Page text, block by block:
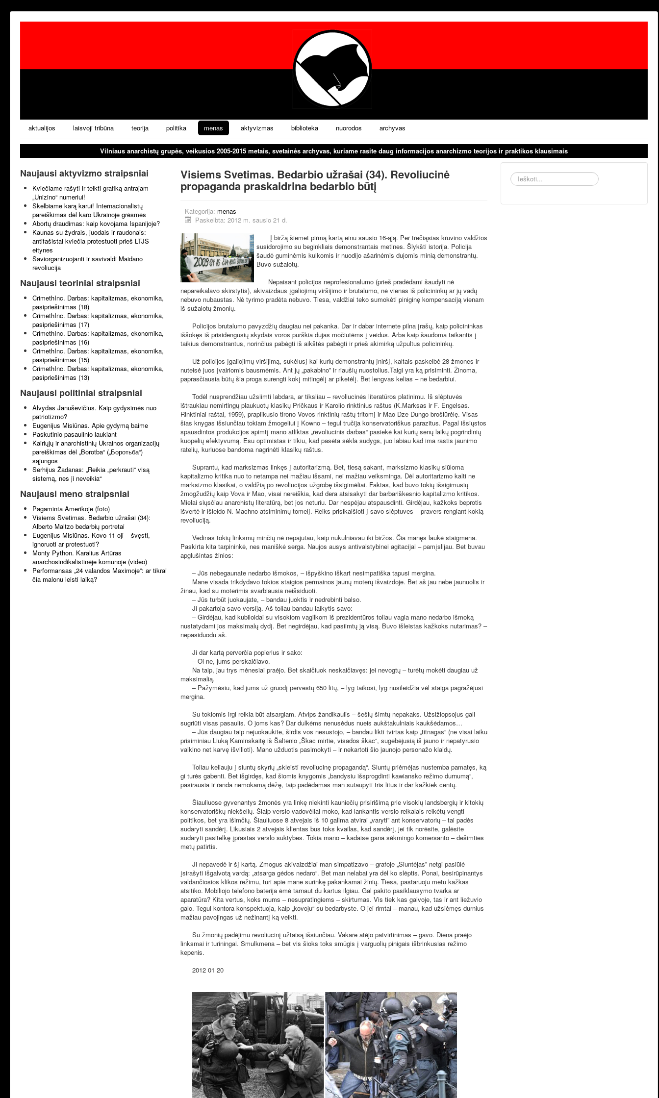
aktualijos laisvoji tribūna teorija politika menas aktyvizmas biblioteka nuorodos archyvas
Vilniaus anarchistų grupės, veikusios 2005-2015 metais, svetainės archyvas, kuriame rasite daug informacijos anarchizmo teorijos ir praktikos klausimais
Naujausi aktyvizmo straipsniai
Kviečiame rašyti ir teikti grafiką antrajam
„Unizino“ numeriui!
Skelbiame karą karui! Internacionalistų
pareiškimas dėl karo Ukrainoje grėsmės
Abortų draudimas: kaip kovojama Ispanijoje?
Kaunas su žydrais, juodais ir raudonais:
antifašistai kviečia protestuoti prieš LTJS
eitynes
Saviorganizuojanti ir savivaldi Maidano
revoliucija
Naujausi teoriniai straipsniai
CrimethInc. Darbas: kapitalizmas, ekonomika,
pasipriešinimas (18)
CrimethInc. Darbas: kapitalizmas, ekonomika,
pasipriešinimas (17)
CrimethInc. Darbas: kapitalizmas, ekonomika,
pasipriešinimas (16)
CrimethInc. Darbas: kapitalizmas, ekonomika,
pasipriešinimas (15)
CrimethInc. Darbas: kapitalizmas, ekonomika,
pasipriešinimas (13)
Naujausi politiniai straipsniai
Alvydas Januševičius. Kaip gydysimės nuo
patriotizmo?
Eugenijus Misiūnas. Apie gydymą baime
Paskutinio pasaulinio laukiant
Kairiųjų ir anarchistinių Ukrainos organizacijų
pareiškimas dėl „Borotba“ („Боротьба“)
sąjungos
Serhijus Žadanas: „Reikia „perkrauti“ visą
sistemą, nes ji neveikia“
Naujausi meno straipsniai
Pagaminta Amerikoje (foto)
Visiems Svetimas. Bedarbio užrašai (34):
Alberto Maltzo bedarbių portretai
Eugenijus Misiūnas. Kovo 11-oji – švęsti,
ignoruoti ar protestuoti?
Monty Python. Karalius Artūras
anarchosindikalistinėje komunoje (video)
Performansas „24 valandos Maximoje”: ar tikrai
čia malonu leisti laiką?
Visiems Svetimas. Bedarbio užrašai (34). Revoliucinė
propaganda praskaidrina bedarbio būtį
Kategorija: menas
Paskelbta: 2012 m. sausio 21 d.
Į biržą šiemet pirmą kartą einu sausio 16-ąją. Per trečiąsias kruvino valdžios
susidorojimo su beginkliais demonstrantais metines. Šlykšti istorija. Policija
šaudė guminėmis kulkomis ir nuodijo ašarinėmis dujomis minią demonstrantų.
Buvo sužalotų.
Nepaisant policijos neprofesionalumo (prieš pradėdami šaudyti nė
nepareikalavo skirstytis), akivaizdaus įgaliojimų viršijimo ir brutalumo, nė vienas iš policininkų ar jų vadų
nebuvo nubaustas. Nė tyrimo pradėta nebuvo. Tiesa, valdžiai teko sumokėti piniginę kompensaciją vienam
iš sužalotų žmonių.
Policijos brutalumo pavyzdžių daugiau nei pakanka. Dar ir dabar internete pilna įrašų, kaip policininkas
iššokęs iš prisidengusių skydais voros purškia dujas močiutėms į veidus. Arba kaip šaudoma taikantis į
taikius demonstrantus, norinčius pabėgti iš aikštės pabėgti ir prieš akimirką užpultus policininkų.
Už policijos įgaliojimų viršijimą, sukėlusį kai kurių demonstrantų įniršį, kaltais paskelbė 28 žmones ir
nuteisė juos įvairiomis bausmėmis. Ant jų „pakabino” ir riaušių nuostolius.Taigi yra ką prisiminti. Žinoma,
paprasčiausia būtų šia proga surengti kokį mitingėlį ar piketėlį. Bet lengvas kelias – ne bedarbiui.
Todėl nusprendžiau užsiimti labdara, ar tiksliau – revoliucinės literatūros platinimu. Iš slėptuvės
ištraukiau nemirtingų plaukuotų klasikų Pričkaus ir Karolio rinktinius raštus (K.Marksas ir F. Engelsas.
Rinktiniai raštai, 1959), praplikusio tirono Vovos rinktinių raštų tritomį ir Mao Dze Dungo brošiūrėlę. Visas
šias knygas išsiunčiau tokiam žmogeliui į Kowno – tegul tručija konservatoriškus parazitus. Pagal išsiųstos
spausdintos produkcijos apimtį mano atliktas „revoliucinis darbas“ pasiekė kai kurių senų laikų pogrindinių
kuopelių efektyvumą. Esu optimistas ir tikiu, kad pasėta sėkla sudygs, juo labiau kad ima rastis jaunimo
ratelių, kuriuose bandoma nagrinėti klasikų raštus.
Suprantu, kad marksizmas linkęs į autoritarizmą. Bet, tiesą sakant, marksizmo klasikų siūloma
kapitalizmo kritika nuo to netampa nei mažiau išsami, nei mažiau veiksminga. Dėl autoritarizmo kalti ne
marksizmo klasikai, o valdžią po revoliucijos užgrobę išsigimėliai. Faktas, kad buvo tokių išsigimusių
žmogžudžių kaip Vova ir Mao, visai nereiškia, kad dera atsisakyti dar barbariškesnio kapitalizmo kritikos.
Mielai siųsčiau anarchistų literatūrą, bet jos neturiu. Dar nespėjau atspausdinti. Girdėjau, kažkoks beprotis
išvertė ir išleido N. Machno atsiminimų tomelį. Reiks prisikaišioti į savo slėptuves – pravers rengiant kokią
revoliuciją.
Vedinas tokių linksmų minčių nė nepajutau, kaip nukulniavau iki biržos. Čia manęs laukė staigmena.
Paskirta kita tarpininkė, nes maniškė serga. Naujos ausys antivalstybinei agitacijai – pamįslijau. Bet buvau
apglušintas žinios:
– Jūs nebegaunate nedarbo išmokos, – išpyškino iškart nesimpatiška tapusi mergina.
Mane visada trikdydavo tokios staigios permainos jaunų moterų išvaizdoje. Bet aš jau nebe jaunuolis ir
žinau, kad su moterimis svarbiausia neišsiduoti.
– Jūs turbūt juokaujate, – bandau juoktis ir nedrebinti balso.
Ji pakartoja savo versiją. Aš toliau bandau laikytis savo:
– Girdėjau, kad kubiloidai su visokiom vagilkom iš prezidentūros toliau vagia mano nedarbo išmoką
nustatydami jos maksimalų dydį. Bet negirdėjau, kad pasiimtų ją visą. Buvo išleistas kažkoks nutarimas? –
nepasiduodu aš.
Ji dar kartą perverčia popierius ir sako:
– Oi ne, jums perskaičiavo.
Na taip, jau trys mėnesiai praėjo. Bet skaičiuok neskaičiavęs: jei nevogtų – turėtų mokėti daugiau už
maksimalią.
– Pažymėsiu, kad jums už gruodį pervestų 650 litų, – lyg taikosi, lyg nusileidžia vėl staiga pagražėjusi
mergina.
Su tokiomis irgi reikia būt atsargiam. Atvips žandikaulis – šešių šimtų nepakaks. Užsižiopsojus gali
sugriūti visas pasaulis. O joms kas? Dar dulkėms nenusėdus nueis aukštakulniais kaukšėdamos…
– Jūs daugiau taip nejuokaukite, širdis vos nesustojo, – bandau likti tvirtas kaip „titnagas“ (ne visai laiku
prisiminiau Liuką Kaminskaitę iš Šaltenio „Škac mirtie, visados škac“, sugebėjusią iš jauno ir nepatyrusio
vaikino net karvę išvilioti). Mano užduotis pasimokyti – ir nekartoti šio jaunojo personažo klaidų.
Toliau keliauju į siuntų skyrių „skleisti revoliucinę propagandą“. Siuntų priėmėjas nustemba pamatęs, ką
gi turės gabenti. Bet išgirdęs, kad šiomis knygomis „bandysiu išsprogdinti kawiansko režimo durnumą“,
pasirausia ir randa nemokamą dėžę, taip padėdamas man sutaupyti tris litus ir dar kažkiek centų.
Šiauliuose gyvenantys žmonės yra linkę niekinti kauniečių prisirišimą prie visokių landsbergių ir kitokių
konservatoriškų niekšelių. Šiaip verslo vadovėliai moko, kad lankantis verslo reikalais reikėtų vengti
politikos, bet yra išimčių. Šiauliuose 8 atvejais iš 10 galima atvirai „varyti” ant konservatorių – tai padės
sudaryti sandėrį. Likusiais 2 atvejais klientas bus toks kvailas, kad sandėrį, jei tik norėsite, galėsite
sudaryti pasitelkę įprastas verslo suktybes. Tokia mano – kadaise gana sėkmingo komersanto – dešimties
metų patirtis.
Ji nepavedė ir šį kartą. Žmogus akivaizdžiai man simpatizavo – grafoje „Siuntėjas” netgi pasiūlė
įsirašyti išgalvotą vardą: „atsarga gėdos nedaro“. Bet man nelabai yra dėl ko slėptis. Ponai, besirūpinantys
valdančiosios klikos režimu, turi apie mane surinkę pakankamai žinių. Tiesa, pastaruoju metu kažkas
atsitiko. Mobiliojo telefono baterija ėmė tarnaut du kartus ilgiau. Gal pakito pasiklausymo tvarka ar
aparatūra? Kita vertus, koks mums – nesupratingiems – skirtumas. Vis tiek kas galvoje, tas ir ant liežuvio
galo. Tegul kontora konspektuoja, kaip „kovoju“ su bedarbyste. O jei rimtai – manau, kad užsiėmęs durnius
mažiau pavojingas už nežinantį ką veikti.
Su žmonių padėjimu revoliucinį užtaisą išsiunčiau. Vakare atėjo patvirtinimas – gavo. Diena praėjo
linksmai ir turiningai. Smulkmena – bet vis šioks toks smūgis į varguolių pinigais išbrinkusias režimo
kepenis.
2012 01 20
Ieškoti...